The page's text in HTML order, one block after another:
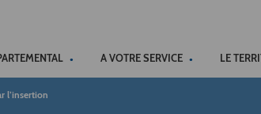
A VOTRE SERVICE LE
l’insertion